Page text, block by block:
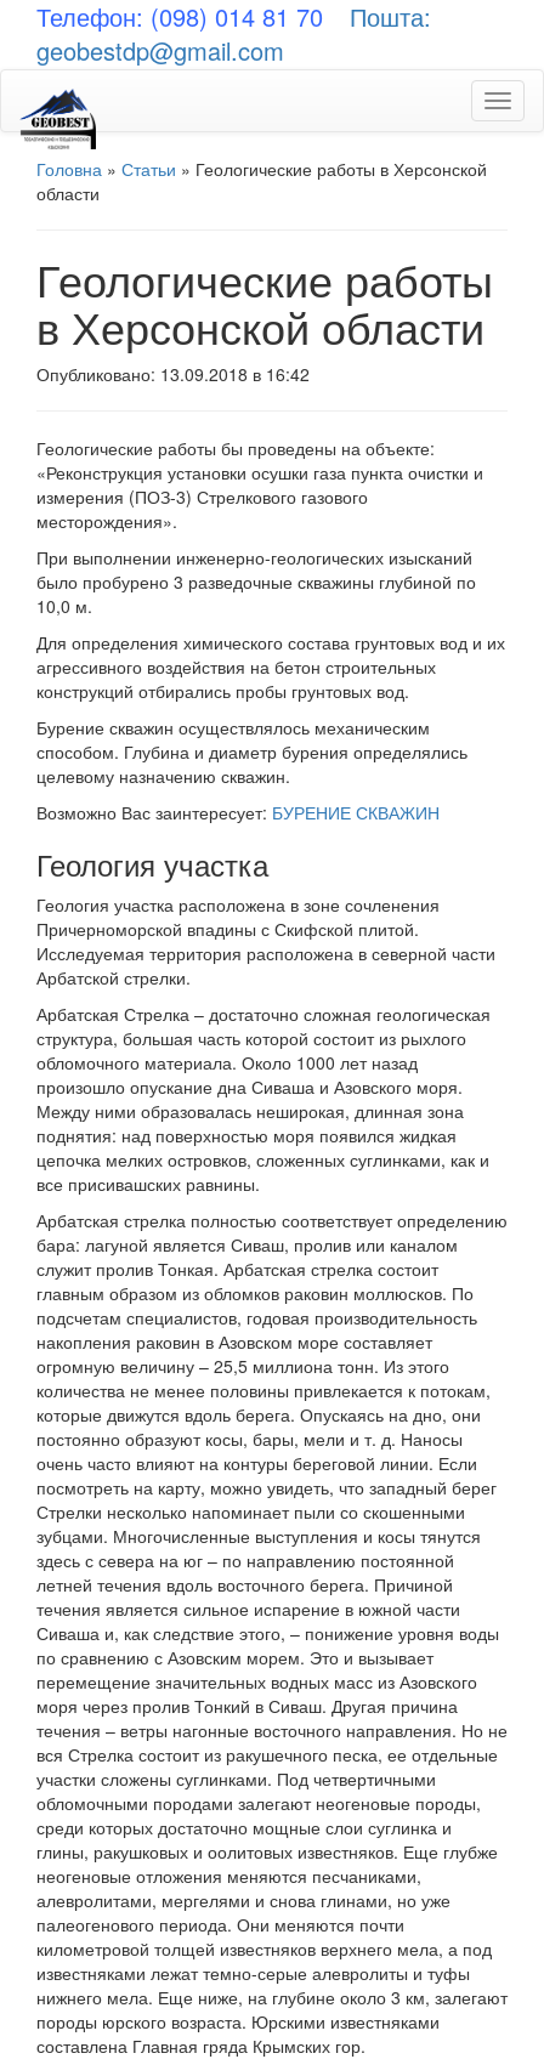
Телефон: (098) 014 81 70
Пошта:
geobestdp@gmail.com
Головна » Статьи » Геологические работы в Херсонской
области
Геологические работы
в Херсонской области
Опубликовано: 13.09.2018 в 16:42
Геологические работы бы проведены на объекте:
«Реконструкция установки осушки газа пункта очистки и
измерения (ПОЗ-3) Стрелкового газового
месторождения».
При выполнении инженерно-геологических изысканий
было пробурено 3 разведочные скважины глубиной по
10,0 м.
Для определения химического состава грунтовых вод и их
агрессивного воздействия на бетон строительных
конструкций отбирались пробы грунтовых вод.
Бурение скважин осуществлялось механическим
способом. Глубина и диаметр бурения определялись
целевому назначению скважин.
Возможно Вас заинтересует: БУРЕНИЕ СКВАЖИН
Геология участка
Геология участка расположена в зоне сочленения
Причерноморской впадины с Скифской плитой.
Исследуемая территория расположена в северной части
Арбатской стрелки.
Арбатская Стрелка – достаточно сложная геологическая
структура, большая часть которой состоит из рыхлого
обломочного материала. Около 1000 лет назад
произошло опускание дна Сиваша и Азовского моря.
Между ними образовалась неширокая, длинная зона
поднятия: над поверхностью моря появился жидкая
цепочка мелких островков, сложенных суглинками, как и
все присивашских равнины.
Арбатская стрелка полностью соответствует определению
бара: лагуной является Сиваш, пролив или каналом
служит пролив Тонкая. Арбатская стрелка состоит
главным образом из обломков раковин моллюсков. По
подсчетам специалистов, годовая производительность
накопления раковин в Азовском море составляет
огромную величину – 25,5 миллиона тонн. Из этого
количества не менее половины привлекается к потокам,
которые движутся вдоль берега. Опускаясь на дно, они
постоянно образуют косы, бары, мели и т. д. Наносы
очень часто влияют на контуры береговой линии. Если
посмотреть на карту, можно увидеть, что западный берег
Стрелки несколько напоминает пыли со скошенными
зубцами. Многочисленные выступления и косы тянутся
здесь с севера на юг – по направлению постоянной
летней течения вдоль восточного берега. Причиной
течения является сильное испарение в южной части
Сиваша и, как следствие этого, – понижение уровня воды
по сравнению с Азовским морем. Это и вызывает
перемещение значительных водных масс из Азовского
моря через пролив Тонкий в Сиваш. Другая причина
течения – ветры нагонные восточного направления. Но не
вся Стрелка состоит из ракушечного песка, ее отдельные
участки сложены суглинками. Под четвертичными
обломочными породами залегают неогеновые породы,
среди которых достаточно мощные слои суглинка и
глины, ракушковых и оолитовых известняков. Еще глубже
неогеновые отложения меняются песчаниками,
алевролитами, мергелями и снова глинами, но уже
палеогенового периода. Они меняются почти
километровой толщей известняков верхнего мела, а под
известняками лежат темно-серые алевролиты и туфы
нижнего мела. Еще ниже, на глубине около 3 км, залегают
породы юрского возраста. Юрскими известняками
составлена ​​Главная гряда Крымских гор.